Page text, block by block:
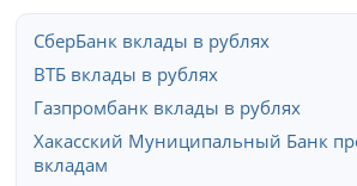
СберБанк вклады в рублях
ВТБ вклады в рублях
Газпромбанк вклады в рублях
Хакасский Муниципальный Банк
вкладам